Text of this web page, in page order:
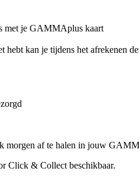
met je GAMMAplus kaart
hebt kan je tijdens het afrekenen
morgen af te halen in jouw
Click & Collect beschikbaar.